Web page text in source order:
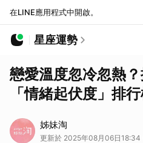
在LINE應用程式中開啟。
星座運勢
戀愛溫度忽冷忽熱
「情緒起伏度」排
姊妹淘
更新於 2025年08月06日18:34